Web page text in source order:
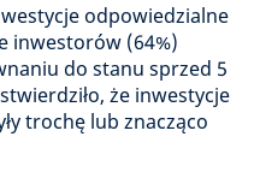
odpowiedzialne
inwestorów (64%)
do stanu sprzed 5
że inwestycje
trochę lub znacząco